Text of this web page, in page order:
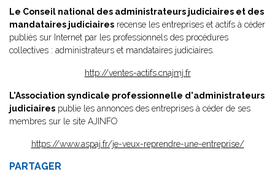
Le Conseil national des administrateurs judiciaires et des
mandataires judiciaires recense les entreprises et actifs à céder
publiés sur Internet par les professionnels des procédures
collectives : administrateurs et mandataires judiciaires.
http://ventes-actifs.cnajmj.fr
L'Association syndicale professionnelle d'administrateurs
judiciaires publie les annonces des entreprises à céder de ses
membres sur le site AJINFO
https://www.aspaj.fr/je-veux-reprendre-une-entreprise/
PARTAGER